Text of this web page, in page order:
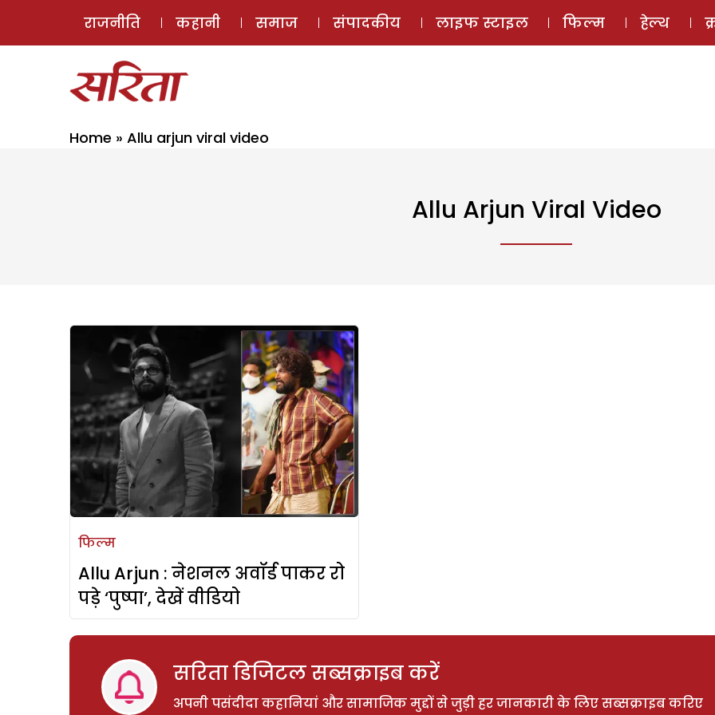
ई-मैगज़ीन
राजनीति कहानी समाज संपादकीय लाइफ स्टाइल फिल्म हेल्थ
Home » Allu arjun viral video
Allu Arjun Viral Video
फिल्म
Allu Arjun : नेशनल अवॉर्ड पाकर रो
पड़े ‘पुष्पा’, देखें वीडियो
सरिता डिजिटल सब्सक्राइब करें
अपनी पसंदीदा कहानियां और सामाजिक मुद्दों से जुड़ी हर जानकारी के लिए सब्सक्राइब करिए